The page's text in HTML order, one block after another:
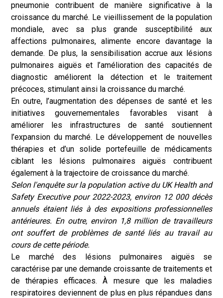
pneumonie contribuent de manière significative à la
croissance du marché. Le vieillissement de la population
mondiale, avec sa plus grande susceptibilité aux
affections pulmonaires, alimente encore davantage la
demande. De plus, la sensibilisation accrue aux lésions
pulmonaires aiguës et l’amélioration des capacités de
diagnostic améliorent la détection et le traitement
précoces, stimulant ainsi la croissance du marché.
En outre, l’augmentation des dépenses de santé et les
initiatives gouvernementales favorables visant à
améliorer les infrastructures de santé soutiennent
l’expansion du marché. Le développement de nouvelles
thérapies et d’un solide portefeuille de médicaments
ciblant les lésions pulmonaires aiguës contribuent
également à la trajectoire de croissance du marché.
Selon l'enquête sur la population active du UK Health and
Safety Executive pour 2022-2023, environ 12 000 décès
annuels étaient liés à des expositions professionnelles
antérieures. En outre, environ 1,8 million de travailleurs
ont souffert de problèmes de santé liés au travail au
cours de cette période.
Le marché des lésions pulmonaires aiguës se
caractérise par une demande croissante de traitements et
de thérapies efficaces. À mesure que les maladies
respiratoires deviennent de plus en plus répandues dans